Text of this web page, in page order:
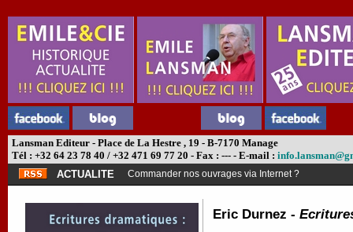
Lansman Editeur - Place de La Hestre , 19 - B-7170 Manage
Tél : +32 64 23 78 40 / +32 471 69 77 20 - Fax : --- - E-mail :
ACTUALITE
Commander nos ouvrages via Internet ?
Eric Durnez -